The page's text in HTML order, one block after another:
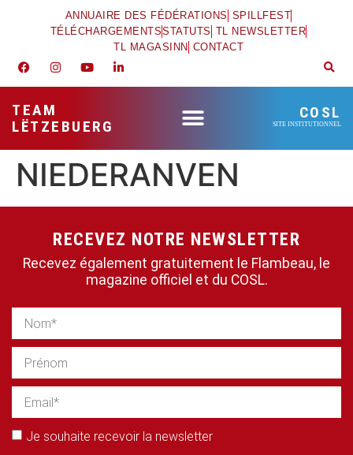
ANNUAIRE DES FÉDÉRATIONS SPILLFEST
TÉLÉCHARGEMENTSSTATUTS TL NEWSLETTER
TL MAGASINN CONTACT
TEAM
LËTZEBUERG
COSL
SITE INSTITUTIONNEL
NIEDERANVEN
RECEVEZ NOTRE NEWSLETTER
Recevez également gratuitement le Flambeau, le
magazine officiel et du COSL.
Je souhaite recevoir la newsletter